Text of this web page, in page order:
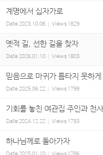
계명에서 십자가로
Date2023.10.06 Views 1829
옛적 길, 선한 길을 찾자
Date 2026.01.10 Views 1803
믿음으로 마귀가 틈타지 못하
Date2025.06.22 Views 1799
기회를 놓친 여관집 주인과 천
Date2024.12.22 Views 1793
하나님께로 돌아가자